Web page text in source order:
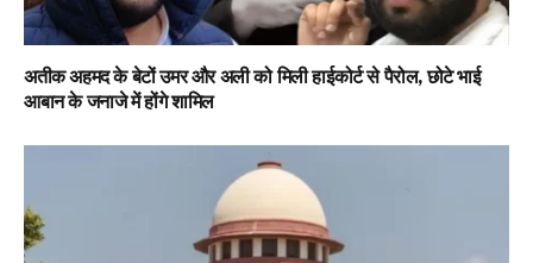
अतीक अहमद के बेटों उमर और अली को मिली हाईकोर्ट से पैरोल, छोटे भाई
आबान के जनाजे में होंगे शामिल